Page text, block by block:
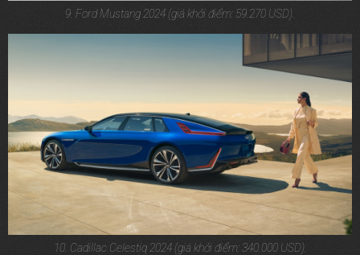
9. Ford Mustang 2024 (giá khởi điểm: 59.270 USD).
10. Cadillac Celestiq 2024 (giá khởi điểm: 340.000 USD).